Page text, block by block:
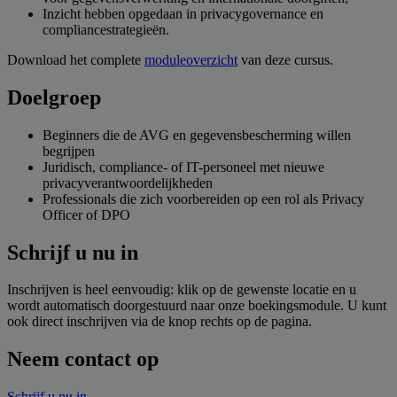
Inzicht hebben opgedaan in privacygovernance en
compliance­strategieën.
Download het complete moduleoverzicht van deze cursus.
Doelgroep
Beginners die de AVG en gegevensbescherming willen
begrijpen
Juridisch, compliance- of IT-personeel met nieuwe
privacyverantwoordelijkheden
Professionals die zich voorbereiden op een rol als Privacy
Officer of DPO
Schrijf u nu in
Inschrijven is heel eenvoudig: klik op de gewenste locatie en u
wordt automatisch doorgestuurd naar onze boekingsmodule. U kunt
ook direct inschrijven via de knop rechts op de pagina.
Neem contact op